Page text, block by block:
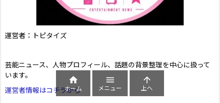
運営者：トピタイズ
芸能ニュース、人物プロフィール、話題の背景整理を中心に扱って
います。
運営者情報はコチラから

ホーム

メニュー

上へ